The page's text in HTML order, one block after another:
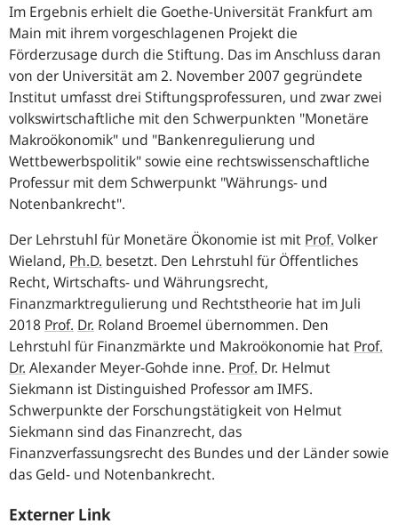
Im Ergebnis erhielt die Goethe-Universität Frankfurt am
Main mit ihrem vorgeschlagenen Projekt die
Förderzusage durch die Stiftung. Das im Anschluss daran
von der Universität am 2. November 2007 gegründete
Institut umfasst drei Stiftungsprofessuren, und zwar zwei
volkswirtschaftliche mit den Schwerpunkten "Monetäre
Makroökonomik" und "Bankenregulierung und
Wettbewerbspolitik" sowie eine rechtswissenschaftliche
Professur mit dem Schwerpunkt "Währungs- und
Notenbankrecht".
Der Lehr­stuhl für Mo­ne­tä­re Öko­no­mie ist mit Prof. Vol­ker
Wie­land, Ph.D. be­setzt. Den Lehr­stuhl für Öffentliches
Recht, Wirtschafts- und Währungsrecht,
Finanzmarktregulierung und Rechtstheorie hat im Juli
2018 Prof. Dr. Roland Broemel über­nom­men. Den
Lehrstuhl für Finanzmärkte und Makroökonomie hat Prof.
Dr. Alexander Meyer-Gohde inne. Prof. Dr. Helmut
Siekmann ist Distinguished Professor am IMFS.
Schwerpunkte der Forschungstätigkeit von Helmut
Siekmann sind das Finanzrecht, das
Finanzverfassungsrecht des Bundes und der Länder sowie
das Geld- und Notenbankrecht.
Externer Link